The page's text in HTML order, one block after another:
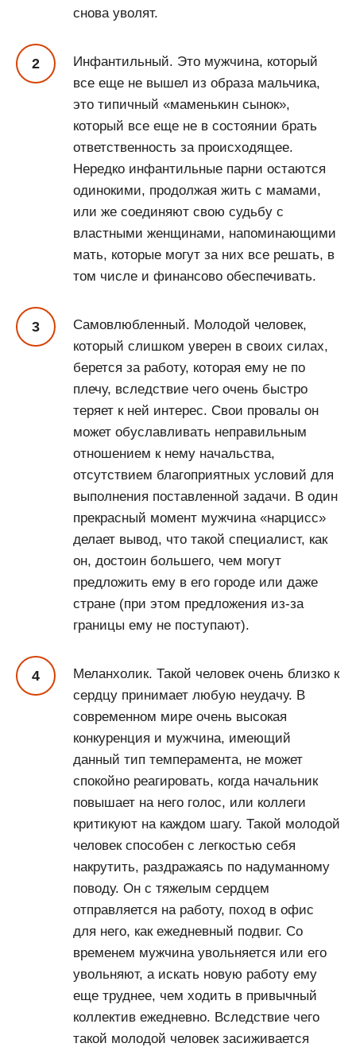
снова уволят.
Инфантильный. Это мужчина, который
все еще не вышел из образа мальчика,
это типичный «маменькин сынок»,
который все еще не в состоянии брать
ответственность за происходящее.
Нередко инфантильные парни остаются
одинокими, продолжая жить с мамами,
или же соединяют свою судьбу с
властными женщинами, напоминающими
мать, которые могут за них все решать, в
том числе и финансово обеспечивать.
Самовлюбленный. Молодой человек,
который слишком уверен в своих силах,
берется за работу, которая ему не по
плечу, вследствие чего очень быстро
теряет к ней интерес. Свои провалы он
может обуславливать неправильным
отношением к нему начальства,
отсутствием благоприятных условий для
выполнения поставленной задачи. В один
прекрасный момент мужчина «нарцисс»
делает вывод, что такой специалист, как
он, достоин большего, чем могут
предложить ему в его городе или даже
стране (при этом предложения из-за
границы ему не поступают).
Меланхолик. Такой человек очень близко к
сердцу принимает любую неудачу. В
современном мире очень высокая
конкуренция и мужчина, имеющий
данный тип темперамента, не может
спокойно реагировать, когда начальник
повышает на него голос, или коллеги
критикуют на каждом шагу. Такой молодой
человек способен с легкостью себя
накрутить, раздражаясь по надуманному
поводу. Он с тяжелым сердцем
отправляется на работу, поход в офис
для него, как ежедневный подвиг. Со
временем мужчина увольняется или его
увольняют, а искать новую работу ему
еще труднее, чем ходить в привычный
коллектив ежедневно. Вследствие чего
такой молодой человек засиживается